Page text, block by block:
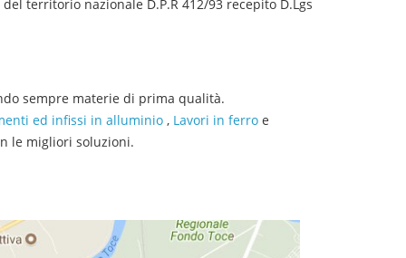
territorio nazionale D.P.R 412/93 recepito D.Lgs
sempre materie di prima qualità.
ed infissi in alluminio , Lavori in ferro e
le migliori soluzioni.